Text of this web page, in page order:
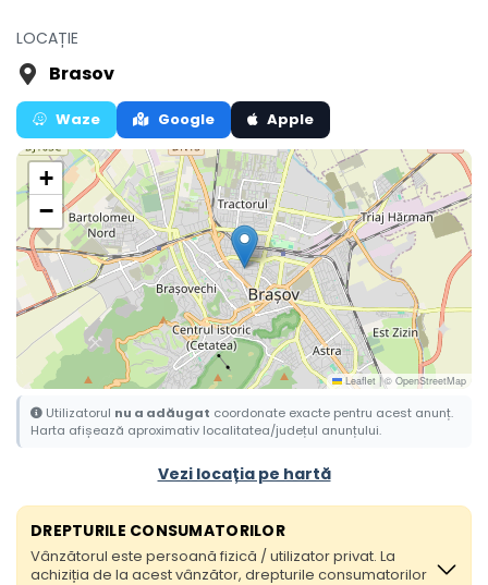
LOCAȚIE
Brasov
Waze Google Apple
+
−
Leaflet |© OpenStreetMap
Utilizatorul nu a adăugat coordonate exacte pentru acest anunț.
Harta afișează aproximativ localitatea/județul anunțului.
Vezi locația pe hartă
DREPTURILE CONSUMATORILOR
Vânzătorul este persoană fizică / utilizator privat. La
achiziția de la acest vânzător, drepturile consumatorilor